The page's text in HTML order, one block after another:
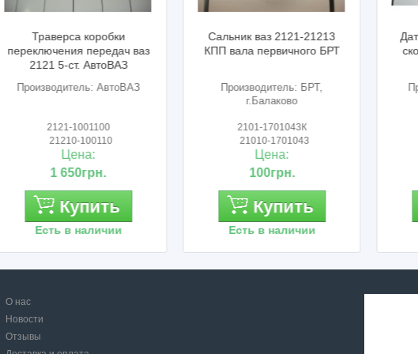
Сальник ваз 2121-21213
КПП вала первичного БРТ
Производитель: БРТ,
2101-1701043К
21010-1701043
Цена:
100грн.
Купить
Есть в наличии
Датчик ваз 2123 ваз 2112
скорости квадрат Омега
Производитель: Москва
2110-3843010
21100-3843010
Цена:
330грн.
Купить
Есть в наличии
О нас
Новости
Отзывы